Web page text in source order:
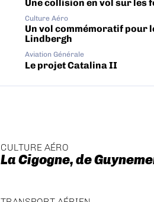
Une collision en vol sur les
Culture Aéro
Un vol commémoratif pour
Lindbergh
Aviation Générale
Le projet Catalina II
CULTURE AÉRO
La Cigogne, de